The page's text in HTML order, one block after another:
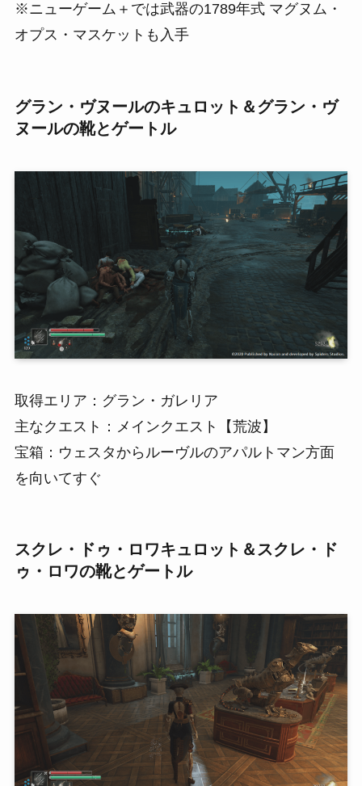
※ニューゲーム＋では武器の1789年式 マグヌム・
オプス・マスケットも入手
グラン・ヴヌールのキュロット＆グラン・ヴ
ヌールの靴とゲートル
取得エリア：グラン・ガレリア
主なクエスト：メインクエスト【荒波】
宝箱：ウェスタからルーヴルのアパルトマン方面
を向いてすぐ
スクレ・ドゥ・ロワキュロット＆スクレ・ド
ゥ・ロワの靴とゲートル